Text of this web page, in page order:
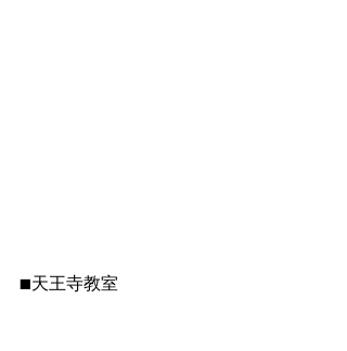
■天王寺教室